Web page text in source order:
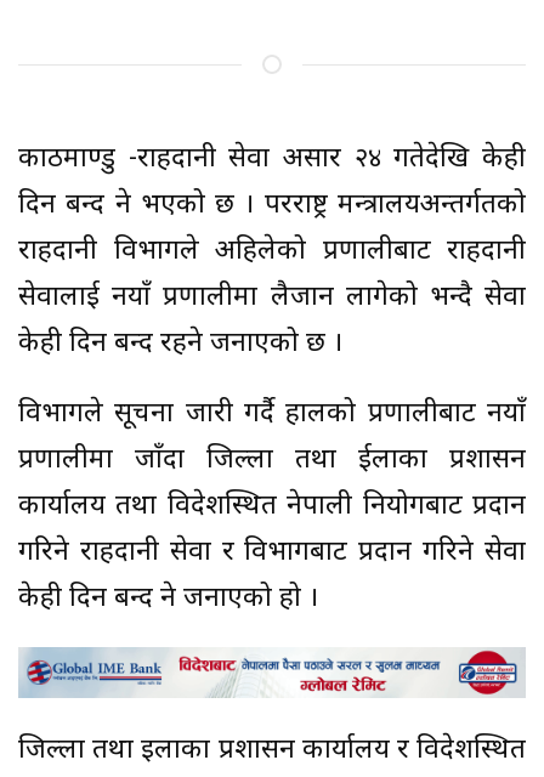
काठमाण्डु -राहदानी सेवा असार २४ गतेदेखि केही
दिन बन्द हुने भएको छ । परराष्ट्र मन्त्रालयअन्तर्गतको
राहदानी विभागले अहिलेको प्रणालीबाट राहदानी
सेवालाई नयाँ प्रणालीमा लैजान लागेको भन्दै सेवा
केही दिन बन्द रहने जनाएको छ ।
विभागले सूचना जारी गर्दै हालको प्रणालीबाट नयाँ
प्रणालीमा जाँदा जिल्ला तथा ईलाका प्रशासन
कार्यालय तथा विदेशस्थित नेपाली नियोगबाट प्रदान
गरिने राहदानी सेवा र विभागबाट प्रदान गरिने सेवा
केही दिन बन्द हुने जनाएको हो ।
जिल्ला तथा इलाका प्रशासन कार्यालय र विदेशस्थित